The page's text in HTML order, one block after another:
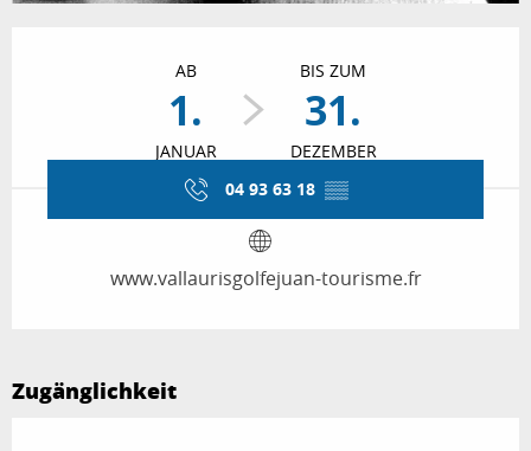
AB
1.
JANUAR
BIS ZUM
31.
DEZEMBER
04 93 63 18 ▒▒
www.vallaurisgolfejuan-tourisme.fr
Zugänglichkeit